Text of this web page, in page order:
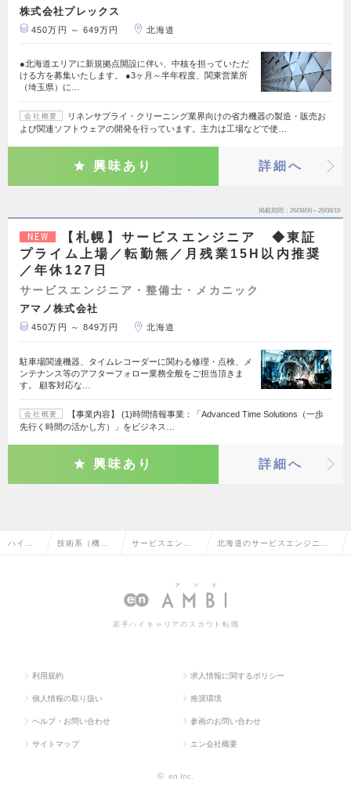
株式会社プレックス
450万円 ～ 649万円 北海道
●北海道エリアに新規拠点開設に伴い、中核を担っていただ
ける方を募集いたします。 ●3ヶ月～半年程度、関東営業所
（埼玉県）に…
会社概要
リネンサプライ・クリーニング業界向けの省力機器の製造・販売お
よび関連ソフトウェアの開発を行っています。主力は工場などで使…
興味あり 詳細へ
掲載期間 26/08/06～26/08/19
NEW
【札幌】サービスエンジニア ◆東証
プライム上場／転勤無／月残業15H以内推奨
／年休127日
サービスエンジニア・整備士・メカニック
アマノ株式会社
450万円 ～ 849万円 北海道
駐車場関連機器、タイムレコーダーに関わる修理・点検、メ
ンテナンス等のアフターフォロー業務全般をご担当頂きま
す。 顧客対応な…
会社概要
【事業内容】 (1)時間情報事業：「Advanced Time Solutions（一歩
先行く時間の活かし方）」をビジネス…
興味あり 詳細へ
ハイク 技術系（機 サービスエンジ
メカニック
北海道のサービスエンジニ
職・求人情報一覧
若手ハイキャリアのスカウト転職
利用規約 求人情報に関するポリシー
個人情報の取り扱い 推奨環境
ヘルプ・お問い合わせ 参画のお問い合わせ
サイトマップ エン会社概要
© en Inc.